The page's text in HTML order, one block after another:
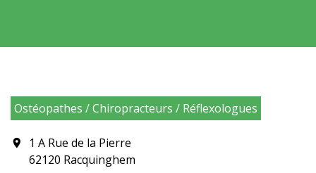
Ostéopathes / Chiropracteurs / Réflexologues
location_on
1 A Rue de la Pierre
62120 Racquinghem